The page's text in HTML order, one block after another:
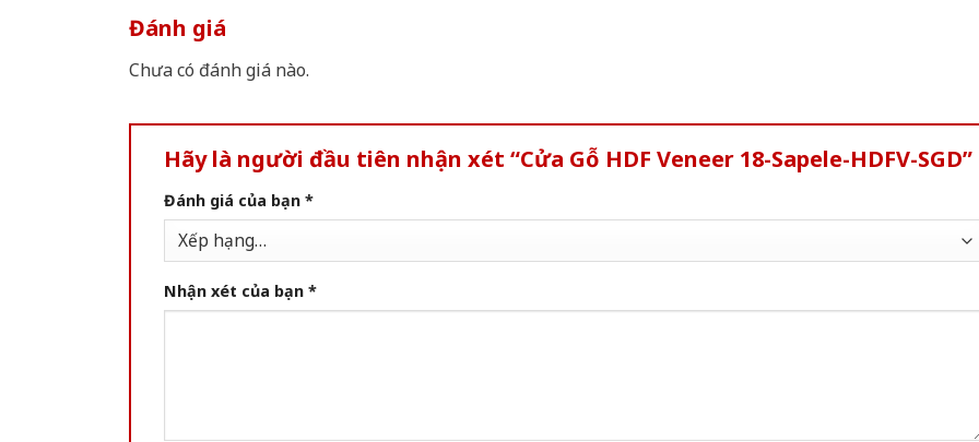
Đánh giá
Chưa có đánh giá nào.
Hãy là người đầu tiên nhận xét “Cửa Gỗ HDF Veneer 18-Sapele-HDFV-SGD”
Đánh giá của bạn *
Nhận xét của bạn *